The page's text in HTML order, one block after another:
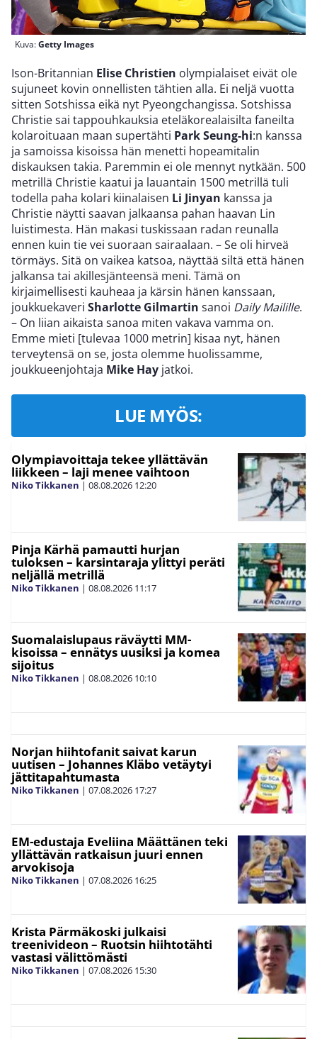
Kuva:Getty Images
Ison-Britannian Elise Christien olympialaiset eivät ole
sujuneet kovin onnellisten tähtien alla. Ei neljä vuotta
sitten Sotshissa eikä nyt Pyeongchangissa. Sotshissa
Christie sai tappouhkauksia eteläkorealaisilta faneilta
kolaroituaan maan supertähti Park Seung-hi:n kanssa
ja samoissa kisoissa hän menetti hopeamitalin
diskauksen takia. Paremmin ei ole mennyt nytkään. 500
metrillä Christie kaatui ja lauantain 1500 metrillä tuli
todella paha kolari kiinalaisen Li Jinyan kanssa ja
Christie näytti saavan jalkaansa pahan haavan Lin
luistimesta. Hän makasi tuskissaan radan reunalla
ennen kuin tie vei suoraan sairaalaan. – Se oli hirveä
törmäys. Sitä on vaikea katsoa, näyttää siltä että hänen
jalkansa tai akillesjänteensä meni. Tämä on
kirjaimellisesti kauheaa ja kärsin hänen kanssaan,
joukkuekaveri Sharlotte Gilmartin sanoi Daily Mailille.
– On liian aikaista sanoa miten vakava vamma on.
Emme mieti [tulevaa 1000 metrin] kisaa nyt, hänen
terveytensä on se, josta olemme huolissamme,
joukkueenjohtaja Mike Hay jatkoi.
LUE MYÖS:
Olympiavoittaja tekee yllättävän
liikkeen – laji menee vaihtoon
Niko Tikkanen | 08.08.2026 12:20
Pinja Kärhä pamautti hurjan
tuloksen – karsintaraja ylittyi peräti
neljällä metrillä
Niko Tikkanen | 08.08.2026 11:17
Suomalaislupaus räväytti MM-
kisoissa – ennätys uusiksi ja komea
sijoitus
Niko Tikkanen | 08.08.2026 10:10
Norjan hiihtofanit saivat karun
uutisen – Johannes Kläbo vetäytyi
jättitapahtumasta
Niko Tikkanen | 07.08.2026 17:27
EM-edustaja Eveliina Määttänen teki
yllättävän ratkaisun juuri ennen
arvokisoja
Niko Tikkanen | 07.08.2026 16:25
Krista Pärmäkoski julkaisi
treenivideon – Ruotsin hiihtotähti
vastasi välittömästi
Niko Tikkanen | 07.08.2026 15:30